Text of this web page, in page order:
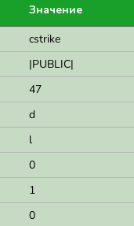
Значение
cstrike
|PUBLIC|
47
d
l
0
1
0